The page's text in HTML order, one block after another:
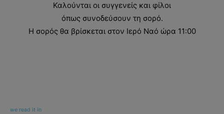
Καλούνται οι συγγενείς και φίλοι
όπως συνοδεύσουν τη σορό.
Η σορός θα βρίσκεται στον Ιερό Ναό ώρα 11:00
we read it in